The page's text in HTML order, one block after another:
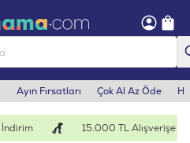
Ayın Fırsatları Çok Al Az Öde
15.000 TL Alışverişe